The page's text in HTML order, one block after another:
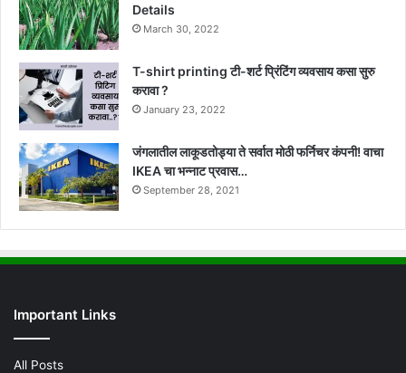
Details
March 30, 2022
T-shirt printing टी-शर्ट प्रिंटिंग व्यवसाय कसा सुरु
करावा ?
January 23, 2022
जंगलातील लाकूडतोड्या ते सर्वात मोठी फर्निचर कंपनी! वाचा
IKEA चा भन्नाट प्रवास…
September 28, 2021
Important Links
All Posts